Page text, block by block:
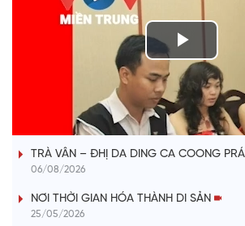
P
l
a
V
VÀI PHÚT DÀNH CHO QUẢNG BÁ
TRÀ VÂN – ĐHỊ DA DING CA COONG
06/08/2026
NƠI THỜI GIAN HÓA THÀNH DI SẢN
25/05/2026